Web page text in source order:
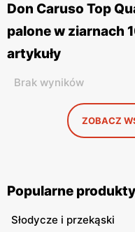
Don Caruso Top
palone w ziarnach
artykuły
Brak wyników
ZOBACZ
Popularne produkty
Słodycze i przekąski